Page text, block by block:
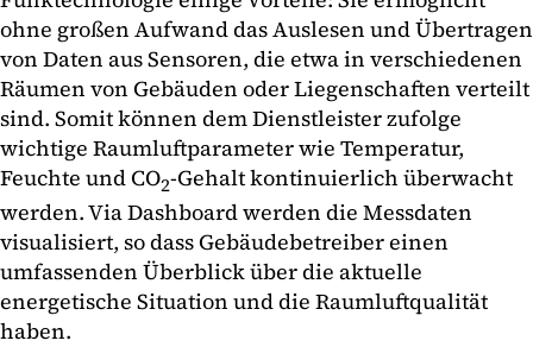
ohne großen Aufwand das Auslesen und Übertragen
von Daten aus Sensoren, die etwa in verschiedenen
Räumen von Gebäuden oder Liegenschaften verteilt
sind. Somit können dem Dienstleister zufolge
wichtige Raumluftparameter wie Temperatur,
Feuchte und CO2-Gehalt kontinuierlich überwacht
werden. Via Dashboard werden die Messdaten
visualisiert, so dass Gebäudebetreiber einen
umfassenden Überblick über die aktuelle
energetische Situation und die Raumluftqualität
haben.